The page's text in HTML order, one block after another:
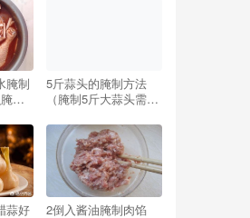
腌制
制
5斤蒜头的腌制方法
（腌制5斤大蒜头需要
蒜好
2倒入酱油腌制肉馅